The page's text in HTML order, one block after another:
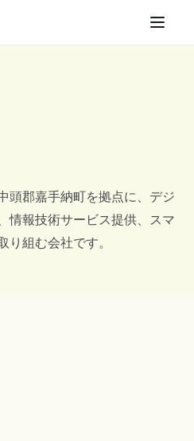
頭郡嘉手納町を拠点に、デジ
情報技術サービス提供、スマ
り組む会社です。